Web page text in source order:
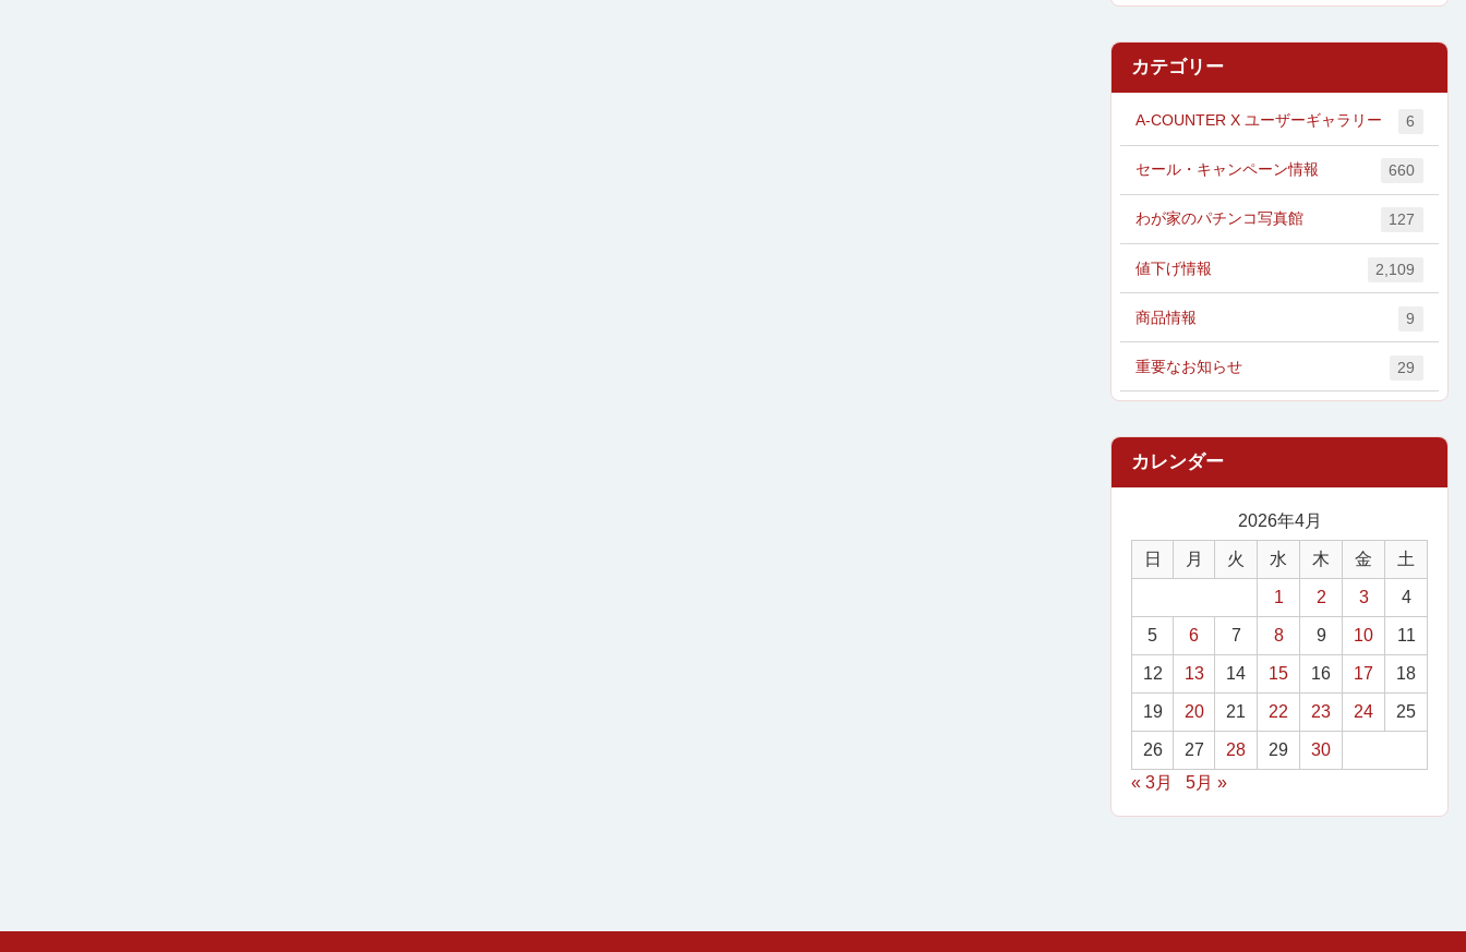
カテゴリー
A-COUNTER X ユーザーギャラリー 6
セール・キャンペーン情報 660
わが家のパチンコ写真館 127
値下げ情報 2,109
商品情報 9
重要なお知らせ 29
2026年4月
日 月 火 水 木 金 土
1 2 3 4
5 6 7 8 9 10 11
12 13 14 15 16 17 18
19 20 21 22 23 24 25
26 27 28 29
30
« 3月
5月 »